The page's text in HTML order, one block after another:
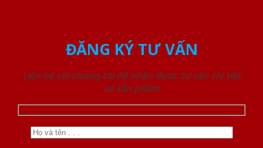
ĐĂNG KÝ TƯ VẤN
Liên hệ với chúng tôi để nhận được tư vấn chi tiết
về sản phẩm